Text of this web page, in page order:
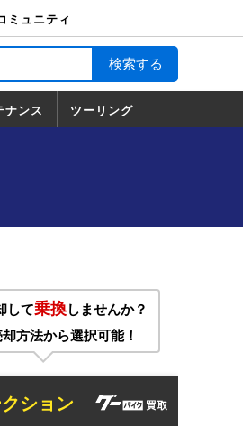
ミュニティ
ナンス ツーリング
して乗換しませんか？
却方法から選択可能！
ション